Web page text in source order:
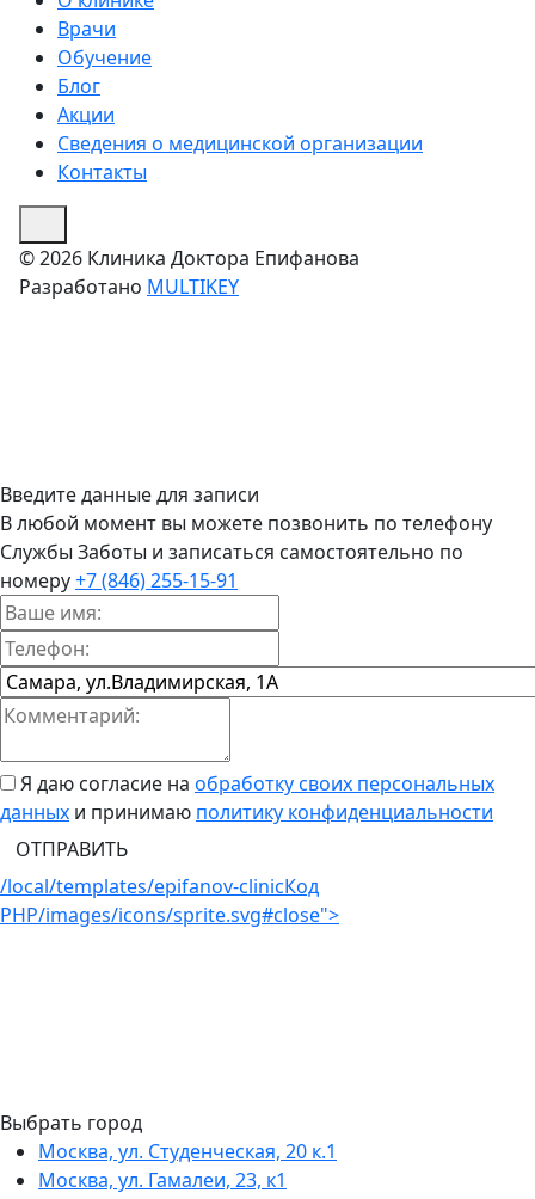
Врачи
Обучение
Блог
Акции
Сведения о медицинской организации
Контакты
© 2026 Клиника Доктора Епифанова
Разработано MULTIKEY
Введите данные для записи
В любой момент вы можете позвонить по телефону
Службы Заботы и записаться самостоятельно по
номеру+7 (846) 255-15-91
Я даю согласие на обработку своих персональных
данных и принимаю политику конфиденциальности
ОТПРАВИТЬ
/local/templates/epifanov-clinicКод
PHP/images/icons/sprite.svg#close">
Выбрать город
Москва, ул. Студенческая, 20 к.1
Москва, ул. Гамалеи, 23, к1